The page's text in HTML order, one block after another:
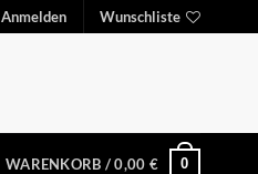
Anmelden Wunschliste
WARENKORB /0,00 € 0